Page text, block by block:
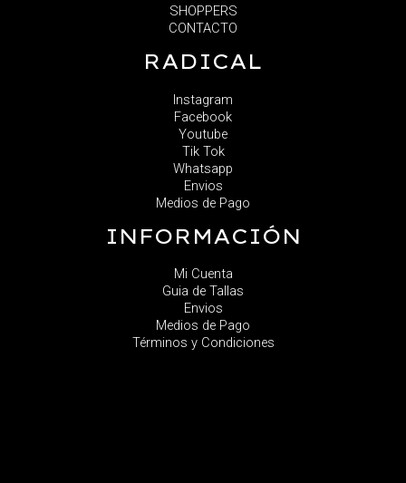
SHOPPERS
CONTACTO
RADICAL
Instagram
Facebook
Youtube
Tik Tok
Whatsapp
Envios
Medios de Pago
INFORMACIÓN
Mi Cuenta
Guia de Tallas
Envios
Medios de Pago
Términos y Condiciones